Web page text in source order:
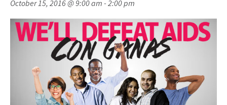
October 15, 2016 @ 9:00 am -2:00 pm